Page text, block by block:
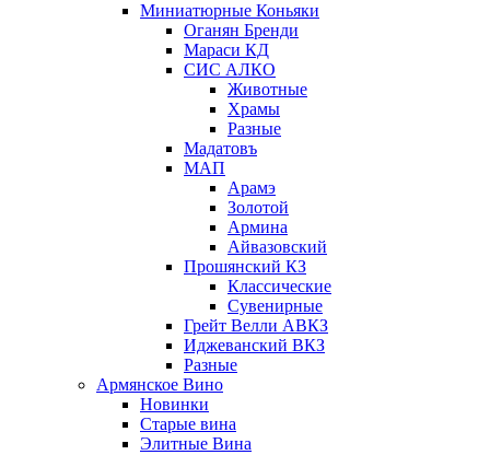
Миниатюрные Коньяки
Оганян Бренди
Мараси КД
СИС АЛКО
Животные
Храмы
Разные
Мадатовъ
МАП
Арамэ
Золотой
Армина
Айвазовский
Прошянский КЗ
Классические
Сувенирные
Грейт Велли АВКЗ
Иджеванский ВКЗ
Разные
Армянское Вино
Новинки
Старые вина
Элитные Вина